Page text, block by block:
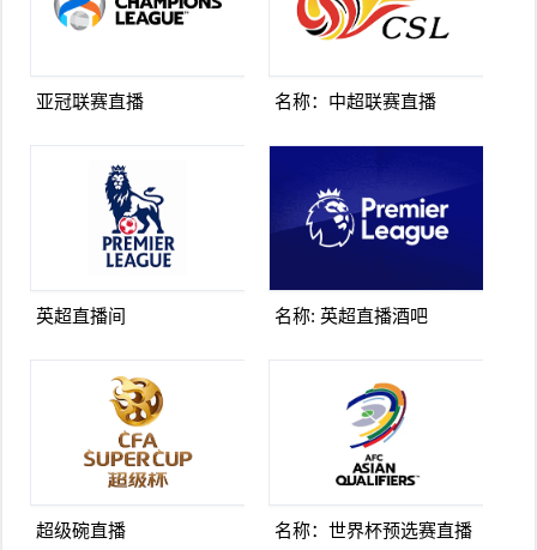
亚冠联赛直播 名称：中超联赛直播
英超直播间 名称: 英超直播酒吧
超级碗直播 名称：世界杯预选赛直播